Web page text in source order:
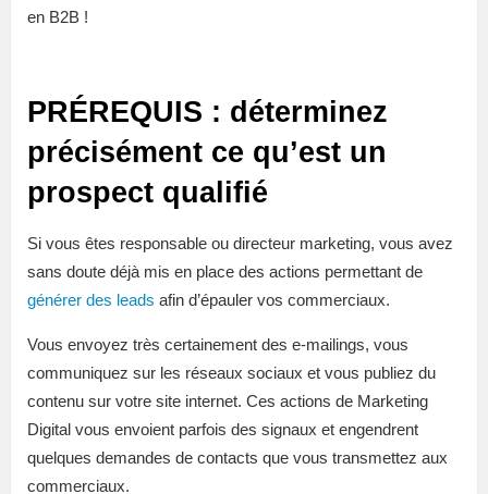
en B2B !
PRÉREQUIS : déterminez
précisément ce qu’est un
prospect qualifié
Si vous êtes responsable ou directeur marketing, vous avez
sans doute déjà mis en place des actions permettant de
générer des leads afin d’épauler vos commerciaux.
Vous envoyez très certainement des e-mailings, vous
communiquez sur les réseaux sociaux et vous publiez du
contenu sur votre site internet. Ces actions de Marketing
Digital vous envoient parfois des signaux et engendrent
quelques demandes de contacts que vous transmettez aux
commerciaux.